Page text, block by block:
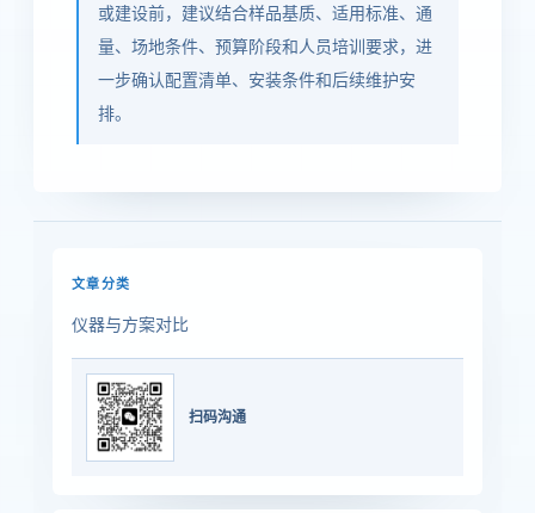
或建设前，建议结合样品基质、适用标准、通
量、场地条件、预算阶段和人员培训要求，进
一步确认配置清单、安装条件和后续维护安
排。
文章分类
仪器与方案对比
扫码沟通